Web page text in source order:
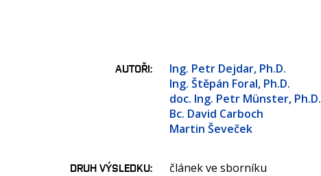
AUTOŘI
Ing. Petr Dejdar, Ph.D.
Ing. Štěpán Foral, Ph.D.
doc. Ing. Petr Münster, Ph.D.
Bc. David Carboch
Martin Ševeček
DRUH VÝSLEDKU článek ve sborníku